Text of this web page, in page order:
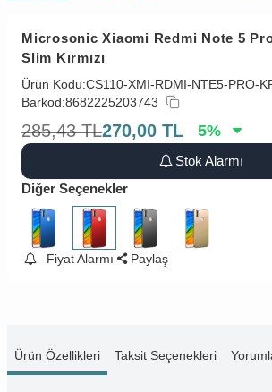
Microsonic Xiaomi Redmi Note 5
Slim Kırmızı
Ürün Kodu:CS110-XMI-RDMI-NTE5-PRO-
Barkod:8682225203743
285,43 TL270,00 TL 5%
Stok Alarmı
Diğer Seçenekler
Fiyat Alarmı Paylaş
Ürün Özellikleri Taksit Seçenekleri